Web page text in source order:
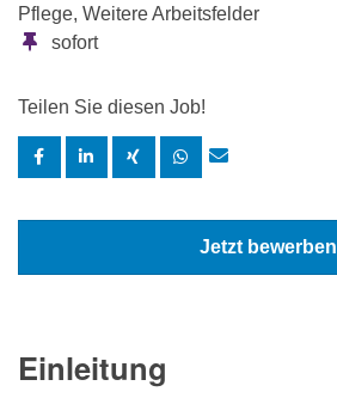
Pflege, Weitere Arbeitsfelder
sofort
Teilen Sie diesen Job!
Jetzt bewerben
Einleitung